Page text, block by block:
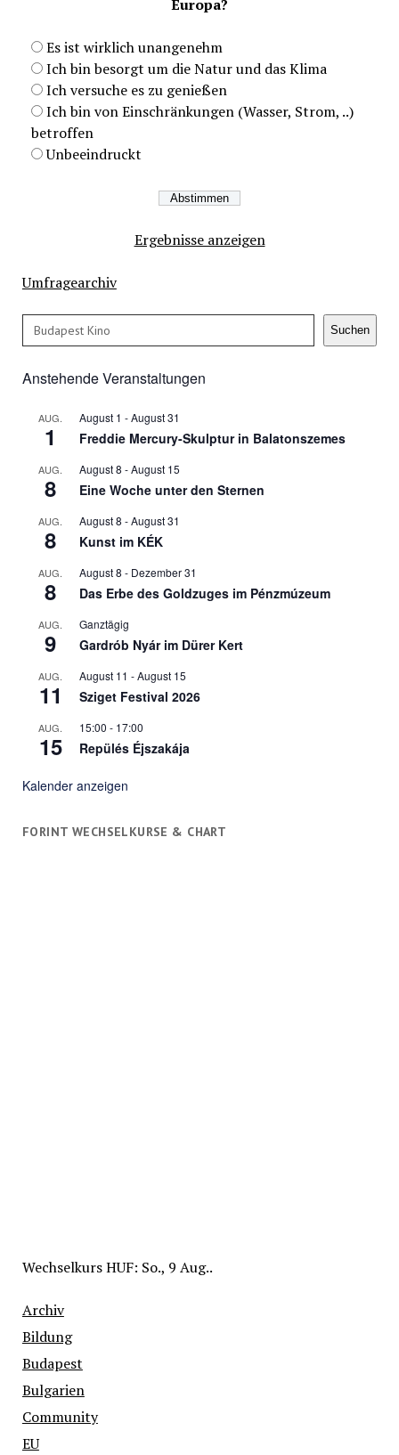
Europa?
Es ist wirklich unangenehm
Ich bin besorgt um die Natur und das Klima
Ich versuche es zu genießen
Ich bin von Einschränkungen (Wasser, Strom, ..)
betroffen
Unbeeindruckt
Ergebnisse anzeigen
Umfragearchiv
Suchen Suchen
Anstehende Veranstaltungen
AUG.
1
August 1 -August 31
Freddie Mercury-Skulptur in Balatonszemes
AUG.
8
August 8 -August 15
Eine Woche unter den Sternen
AUG.
8
August 8 -August 31
Kunst im KÉK
AUG.
8
August 8 - Dezember 31
Das Erbe des Goldzuges im Pénzmúzeum
AUG.
9
Ganztägig
Gardrób Nyár im Dürer Kert
AUG.
11
August 11 -August 15
Sziget Festival 2026
AUG.
15
15:00 - 17:00
Repülés Éjszakája
Kalender anzeigen
FORINT WECHSELKURSE & CHART
WechselkursHUF: So., 9 Aug..
Archiv
Bildung
Budapest
Bulgarien
Community
EU